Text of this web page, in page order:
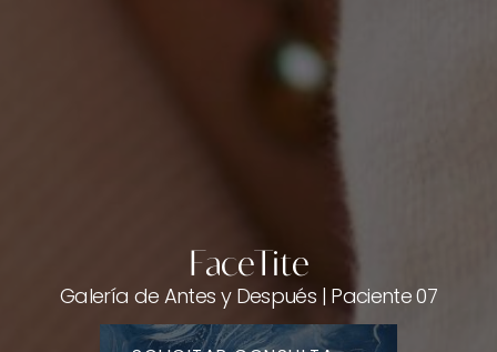
FaceTite
Galería de Antes y Después | Paciente 07